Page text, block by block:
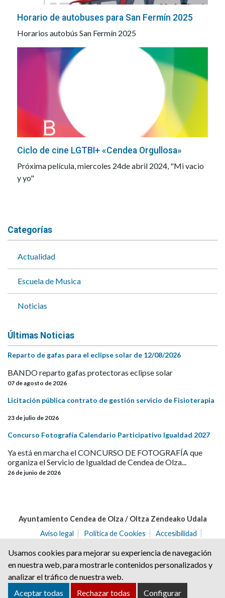
Horario de autobuses para San Fermín 2025
Horarios autobús San Fermín 2025
Ciclo de cine LGTBI+ «Cendea Orgullosa»
Próxima película, miercoles 24de abril 2024, "Mi vacio
y yo"
Categorías
Actualidad
Escuela de Musica
Noticias
Últimas Noticias
Reparto de gafas para el eclipse solar de 12/08/2026
BANDO reparto gafas protectoras eclipse solar
07 de agosto de 2026
Licitación pública contrato de gestión servicio de Fisioterapia
23 de julio de 2026
Concurso Fotografía Calendario Participativo Igualdad 2027
Ya está en marcha el CONCURSO DE FOTOGRAFÍA que
organiza el Servicio de Igualdad de Cendea de Olza...
26 de junio de 2026
Ayuntamiento Cendea de Olza / Oltza Zendeako Udala
Aviso legal
Política de Cookies
Accesibilidad
C/ del Angulo nº 2 | C.P.: 31171 | Ororbia (NAVARRA)
Tel. 948 32 20 68 | Fax. 948 32 21 04
cendea@ayuntamientoolza.com
Usamos cookies para mejorar su experiencia de navegación
en nuestra web, para mostrarle contenidos personalizados y
analizar el tráfico de nuestra web.
Aceptar todas
Rechazar todas Configurar